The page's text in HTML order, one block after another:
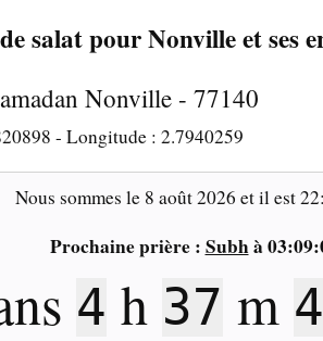
salat pour Nonville et ses
Nonville - 77140
- Longitude : 2.7940259
Nous sommes le 8 août 2026 et il est
Prochaine prière : Subhà
4 h 37 m